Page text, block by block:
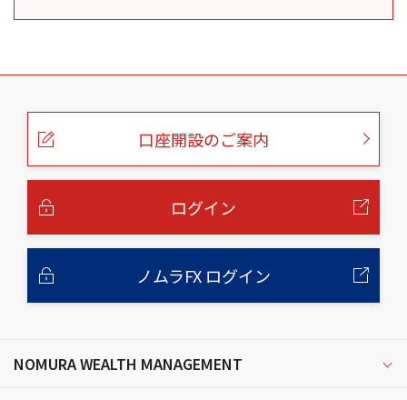
こ
口座開設のご案内
ログイン
ノムラFX ログイン
NOMURA WEALTH MANAGEMENT